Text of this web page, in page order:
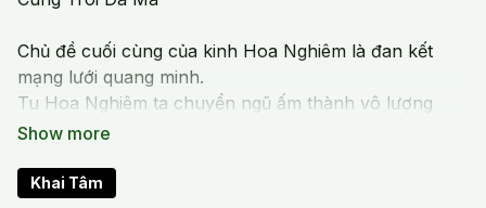
Chủ đề cuối cùng của kinh Hoa Nghiêm là đan kết
mạng lưới quang minh.
Tu Hoa Nghiêm ta chuyển ngũ ấm thành vô lượng
quang minh bằng cách trồng năm hạt giống quang
ngoài ngũ ấm, đồng thời châu biến ra ngoài thời gian,
Khai Tâm